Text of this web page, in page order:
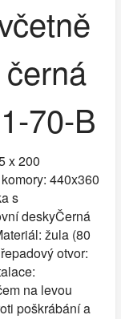
70-B
x 200
440x360
s
deskyČerná
žula (80
otvor:
na levou
poškrábání a